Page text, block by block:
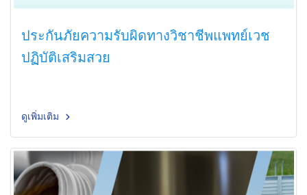
ประกันภัยความรับผิดทางวิชาชีพแพทย์เวช
ปฏิบัติเสริมสวย
ดูเพิ่มเติม